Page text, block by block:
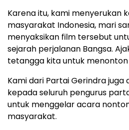
Karena itu, kami menyerukan
masyarakat Indonesia, mari
menyaksikan film tersebut
sejarah perjalanan Bangsa.
tetangga kita untuk
Kami dari Partai Gerindra
kepada seluruh pengurus
untuk menggelar acara
masyarakat.